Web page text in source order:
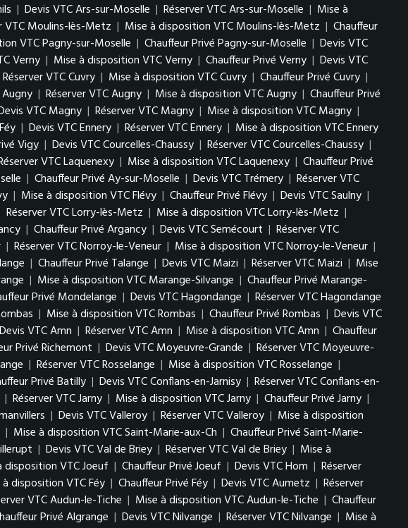
| Devis VTC Ars-sur-Moselle | Réserver VTC Ars-sur-Moselle | Mise à
VTC Moulins-lès-Metz | Mise à disposition VTC Moulins-lès-Metz | Chauffeur
VTC Pagny-sur-Moselle | Chauffeur Privé Pagny-sur-Moselle | Devis VTC
Verny | Mise à disposition VTC Verny | Chauffeur Privé Verny | Devis VTC
Réserver VTC Cuvry | Mise à disposition VTC Cuvry | Chauffeur Privé Cuvry |
| Réserver VTC Augny | Mise à disposition VTC Augny | Chauffeur Privé
VTC Magny | Réserver VTC Magny | Mise à disposition VTC Magny |
| Devis VTC Ennery | Réserver VTC Ennery | Mise à disposition VTC Ennery
Vigy | Devis VTC Courcelles-Chaussy | Réserver VTC Courcelles-Chaussy |
VTC Laquenexy | Mise à disposition VTC Laquenexy | Chauffeur Privé
| Chauffeur Privé Ay-sur-Moselle | Devis VTC Trémery | Réserver VTC
| Mise à disposition VTC Flévy | Chauffeur Privé Flévy | Devis VTC Saulny |
Réserver VTC Lorry-lès-Metz | Mise à disposition VTC Lorry-lès-Metz |
| Chauffeur Privé Argancy | Devis VTC Semécourt | Réserver VTC
| Réserver VTC Norroy-le-Veneur | Mise à disposition VTC Norroy-le-Veneur |
| Chauffeur Privé Talange | Devis VTC Maizi | Réserver VTC Maizi | Mise
| Mise à disposition VTC Marange-Silvange | Chauffeur Privé Marange-
Privé Mondelange | Devis VTC Hagondange | Réserver VTC Hagondange
| Mise à disposition VTC Rombas | Chauffeur Privé Rombas | Devis VTC
Devis VTC Amn | Réserver VTC Amn | Mise à disposition VTC Amn | Chauffeur
Privé Richemont | Devis VTC Moyeuvre-Grande | Réserver VTC Moyeuvre-
| Réserver VTC Rosselange | Mise à disposition VTC Rosselange |
Privé Batilly | Devis VTC Conflans-en-Jarnisy | Réserver VTC Conflans-en-
| Réserver VTC Jarny | Mise à disposition VTC Jarny | Chauffeur Privé Jarny |
| Devis VTC Valleroy | Réserver VTC Valleroy | Mise à disposition
| Mise à disposition VTC Saint-Marie-aux-Ch | Chauffeur Privé Saint-Marie-
| Devis VTC Val de Briey | Réserver VTC Val de Briey | Mise à
disposition VTC Joeuf | Chauffeur Privé Joeuf | Devis VTC Hom | Réserver
disposition VTC Féy | Chauffeur Privé Féy | Devis VTC Aumetz | Réserver
VTC Audun-le-Tiche | Mise à disposition VTC Audun-le-Tiche | Chauffeur
Privé Algrange | Devis VTC Nilvange | Réserver VTC Nilvange | Mise à